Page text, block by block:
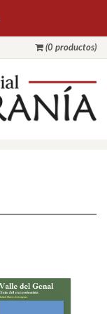
(0 productos)